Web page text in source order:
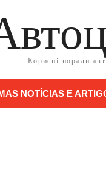
Корисні поради
NOTÍCIAS E